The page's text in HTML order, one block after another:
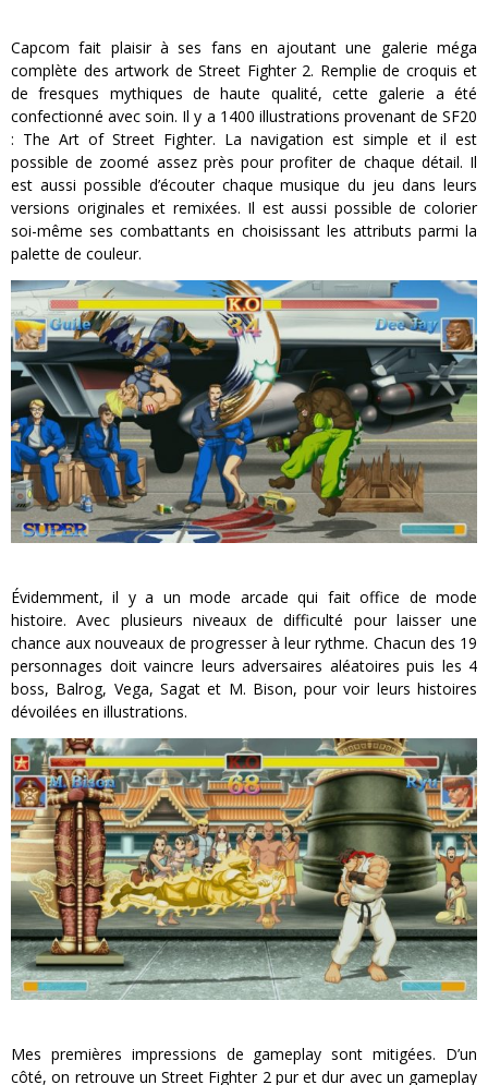
Capcom fait plaisir à ses fans en ajoutant une galerie méga
complète des artwork de Street Fighter 2. Remplie de croquis et
de fresques mythiques de haute qualité, cette galerie a été
confectionné avec soin. Il y a 1400 illustrations provenant de SF20
: The Art of Street Fighter. La navigation est simple et il est
possible de zoomé assez près pour profiter de chaque détail. Il
est aussi possible d’écouter chaque musique du jeu dans leurs
versions originales et remixées. Il est aussi possible de colorier
soi-même ses combattants en choisissant les attributs parmi la
palette de couleur.
Évidemment, il y a un mode arcade qui fait office de mode
histoire. Avec plusieurs niveaux de difficulté pour laisser une
chance aux nouveaux de progresser à leur rythme. Chacun des 19
personnages doit vaincre leurs adversaires aléatoires puis les 4
boss, Balrog, Vega, Sagat et M. Bison, pour voir leurs histoires
dévoilées en illustrations.
Mes premières impressions de gameplay sont mitigées. D’un
côté, on retrouve un Street Fighter 2 pur et dur avec un gameplay